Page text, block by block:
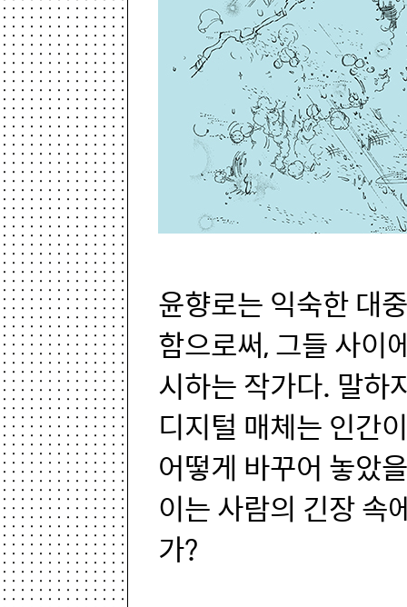
윤향로는 익숙한 대
함으로써, 그들 사이
시하는 작가다. 말하
디지털 매체는 인간
어떻게 바꾸어 놓았
이는 사람의 긴장 속
가?